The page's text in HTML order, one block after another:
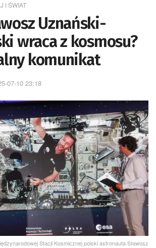
I ŚWIAT
Uznański-
wraca z kosmosu?
komunikat
07-10 23:18
Stacji Kosmicznej polski astronauta Sławosz